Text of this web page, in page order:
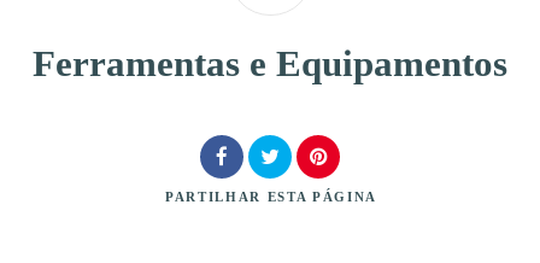
Localização
Ferramentas e Equipamentos
PARTILHAR ESTA PÁGINA